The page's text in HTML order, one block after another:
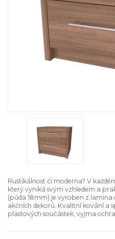
Rustikálnost či moderna? V
který vyniká svým vzhledem a
(půda 18mm) je vyroben z lamina
akčních dekorů. Kvalitní kování a
plastových součástek, vyjma